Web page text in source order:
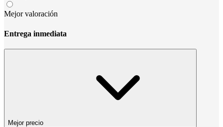
Mejor valoración
Entrega inmediata
Mejor precio